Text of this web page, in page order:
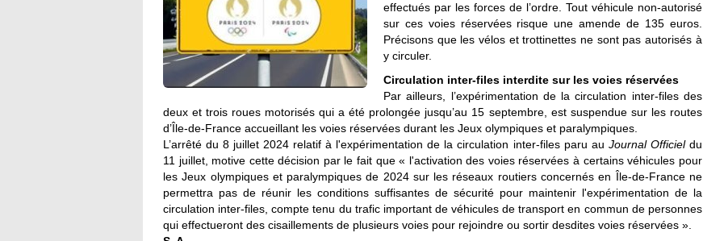
effectués par les forces de l’ordre. Tout véhicule non-autorisé
sur ces voies réservées risque une amende de 135 euros.
Précisons que les vélos et trottinettes ne sont pas autorisés à
y circuler.
Circulation inter-files interdite sur les voies réservées
Par ailleurs, l’expérimentation de la circulation inter-files des
deux et trois roues motorisés qui a été prolongée jusqu’au 15 septembre, est suspendue sur les routes
d’Île-de-France accueillant les voies réservées durant les Jeux olympiques et paralympiques.
L’arrêté du 8 juillet 2024 relatif à l'expérimentation de la circulation inter-files paru au Journal Officieldu
11 juillet, motive cette décision par le fait que « l'activation des voies réservées à certains véhicules pour
les Jeux olympiques et paralympiques de 2024 sur les réseaux routiers concernés en Île-de-France ne
permettra pas de réunir les conditions suffisantes de sécurité pour maintenir l'expérimentation de la
circulation inter-files, compte tenu du trafic important de véhicules de transport en commun de personnes
qui effectueront des cisaillements de plusieurs voies pour rejoindre ou sortir desdites voies réservées ».